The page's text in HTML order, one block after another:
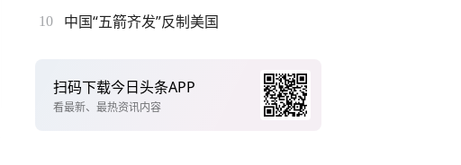
10 中国“五箭齐发”反制美国
扫码下载今日头条APP
看最新、最热资讯内容